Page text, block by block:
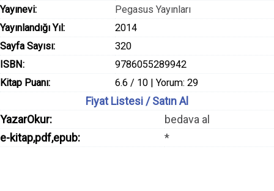
Yayınevi:
Pegasus Yayınları
Yayınlandığı Yıl:
2014
Sayfa Sayısı:
320
ISBN:
9786055289942
Kitap Puanı:
6.6 / 10 | Yorum: 29
Fiyat Listesi / Satın Al
YazarOkur:
bedava al
e-kitap,pdf,epub:
*